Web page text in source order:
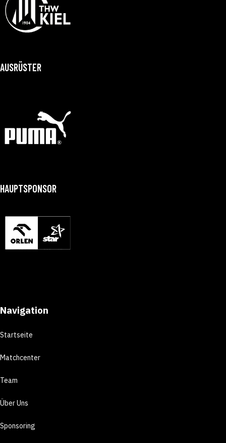
AUSRÜSTER
HAUPTSPONSOR
Navigation
Startseite
Matchcenter
Team
Über Uns
Sponsoring